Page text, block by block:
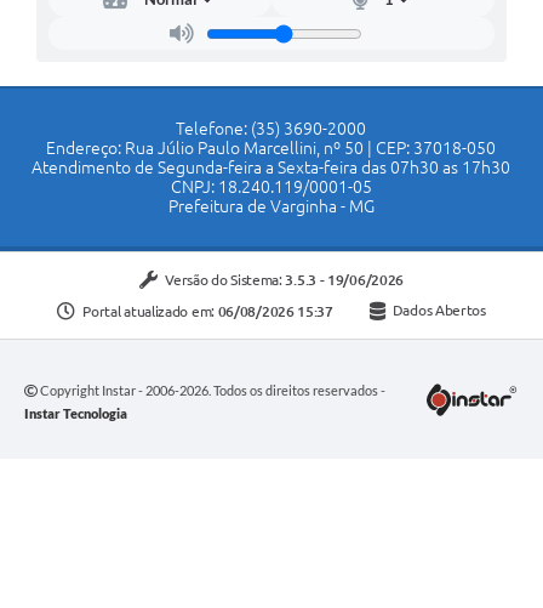
Telefone: (35) 3690-2000
Endereço: Rua Júlio Paulo Marcellini, nº 50 | CEP: 37018-050
Atendimento de Segunda-feira a Sexta-feira das 07h30 as 17h30
CNPJ: 18.240.119/0001-05
Prefeitura de Varginha - MG
Versão do Sistema: 3.5.3 - 19/06/2026
Portal atualizado em: 06/08/2026 15:37 Dados Abertos
Copyright Instar - 2006-2026. Todos os direitos reservados -
Instar Tecnologia